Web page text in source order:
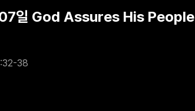
일 God Assures His People
38